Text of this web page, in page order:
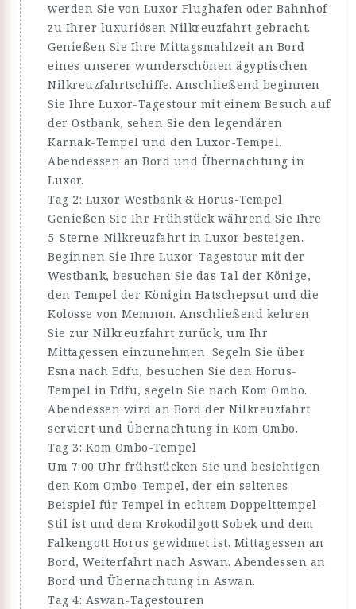
werden Sie von Luxor Flughafen oder Bahnhof
zu Ihrer luxuriösen Nilkreuzfahrt gebracht.
Genießen Sie Ihre Mittagsmahlzeit an Bord
eines unserer wunderschönen ägyptischen
Nilkreuzfahrtschiffe. Anschließend beginnen
Sie Ihre Luxor-Tagestour mit einem Besuch auf
der Ostbank, sehen Sie den legendären
Karnak-Tempel und den Luxor-Tempel.
Abendessen an Bord und Übernachtung in
Luxor.
Tag 2: Luxor Westbank & Horus-Tempel
Genießen Sie Ihr Frühstück während Sie Ihre
5-Sterne-Nilkreuzfahrt in Luxor besteigen.
Beginnen Sie Ihre Luxor-Tagestour mit der
Westbank, besuchen Sie das Tal der Könige,
den Tempel der Königin Hatschepsut und die
Kolosse von Memnon. Anschließend kehren
Sie zur Nilkreuzfahrt zurück, um Ihr
Mittagessen einzunehmen. Segeln Sie über
Esna nach Edfu, besuchen Sie den Horus-
Tempel in Edfu, segeln Sie nach Kom Ombo.
Abendessen wird an Bord der Nilkreuzfahrt
serviert und Übernachtung in Kom Ombo.
Tag 3: Kom Ombo-Tempel
Um 7:00 Uhr frühstücken Sie und besichtigen
den Kom Ombo-Tempel, der ein seltenes
Beispiel für Tempel in echtem Doppelttempel-
Stil ist und dem Krokodilgott Sobek und dem
Falkengott Horus gewidmet ist. Mittagessen an
Bord, Weiterfahrt nach Aswan. Abendessen an
Bord und Übernachtung in Aswan.
Tag 4: Aswan-Tagestouren